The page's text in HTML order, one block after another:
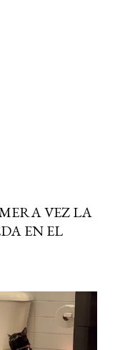
VEZ LA
EN EL